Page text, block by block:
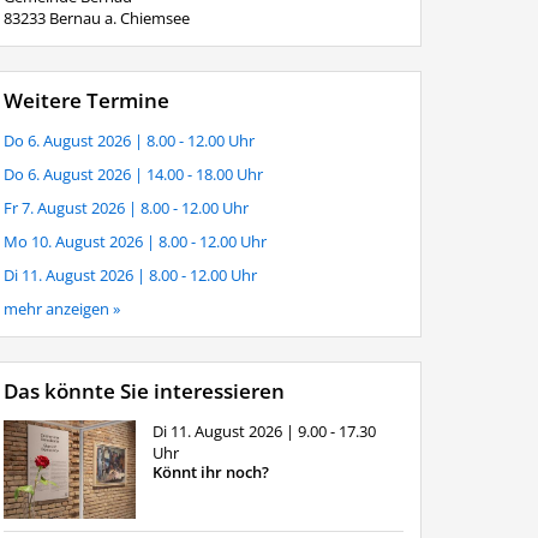
83233 Bernau a. Chiemsee
Weitere Termine
Do 6. August 2026 | 8.00 - 12.00 Uhr
Do 6. August 2026 | 14.00 - 18.00 Uhr
Fr 7. August 2026 | 8.00 - 12.00 Uhr
Mo 10. August 2026 | 8.00 - 12.00 Uhr
Di 11. August 2026 | 8.00 - 12.00 Uhr
mehr anzeigen »
Das könnte Sie interessieren
Di 11. August 2026 | 9.00 - 17.30
Uhr
Könnt ihr noch?